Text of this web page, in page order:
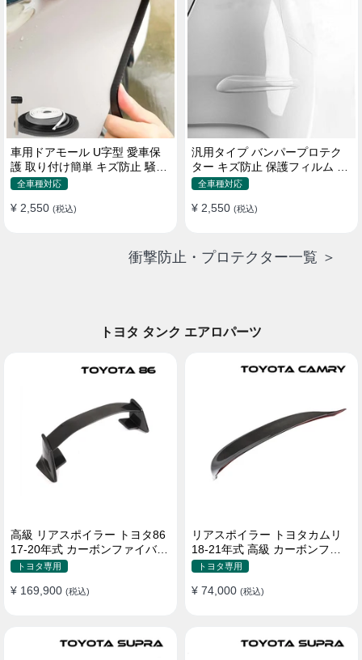
車用ドアモール U字型 愛車保
護 取り付け簡単 キズ防止 騒音
低減 5m バンパーストリップ
全車種対応
¥ 2,550 (税込)
汎用タイプ バンパープロテク
ター キズ防止 保護フィルム 取
り付け簡単 フィット感抜群
全車種対応
¥ 2,550 (税込)
衝撃防止・プロテクター一覧 ＞
トヨタ タンク エアロパーツ
高級 リアスポイラー トヨタ86
17-20年式 カーボンファイバー
貼り付け装着
トヨタ専用
¥ 169,900 (税込)
リアスポイラー トヨタカムリ
18-21年式 高級 カーボンファ
イバー
トヨタ専用
¥ 74,000 (税込)